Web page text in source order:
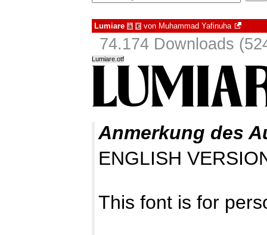
Lumiare à € von Muhammad Yafinuha
74.174 Downloads
Lumiare.otf
Anmerkung des
ENGLISH
This font is for